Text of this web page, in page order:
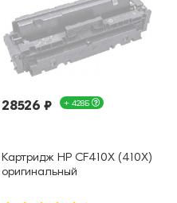
28526 ₽ + 428Б
Картридж HP CF410X (410X)
оригинальный